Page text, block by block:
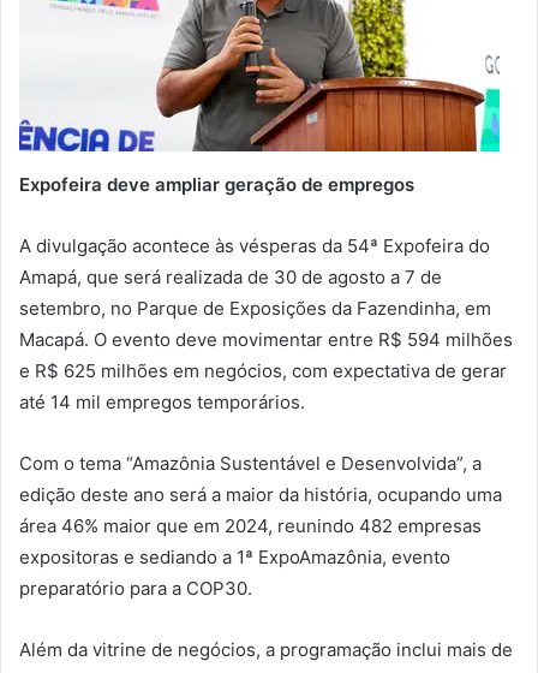
Expofeira deve ampliar geração de empregos
A divulgação acontece às vésperas da 54ª Expofeira do
Amapá, que será realizada de 30 de agosto a 7 de
setembro, no Parque de Exposições da Fazendinha, em
Macapá. O evento deve movimentar entre R$ 594 milhões
e R$ 625 milhões em negócios, com expectativa de gerar
até 14 mil empregos temporários.
Com o tema “Amazônia Sustentável e Desenvolvida”, a
edição deste ano será a maior da história, ocupando uma
área 46% maior que em 2024, reunindo 482 empresas
expositoras e sediando a 1ª ExpoAmazônia, evento
preparatório para a COP30.
Além da vitrine de negócios, a programação inclui mais de